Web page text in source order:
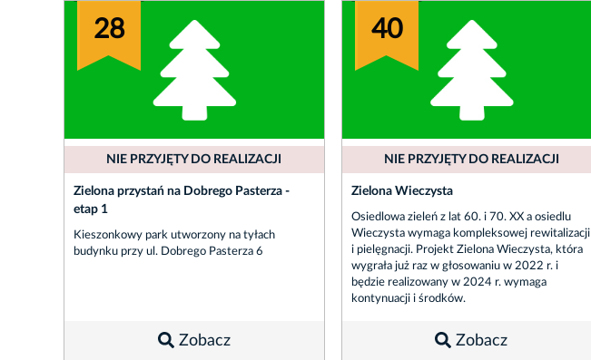
28
NIE PRZYJĘTY DO REALIZACJI
Zielona przystań na Dobrego Pasterza -
etap 1
Kieszonkowy park utworzony na tyłach
budynku przy ul. Dobrego Pasterza 6
Zobacz
40
NIE PRZYJĘTY DO REALIZACJI
Zielona Wieczysta
Osiedlowa zieleń z lat 60. i 70. XX a osiedlu
Wieczysta wymaga kompleksowej rewitalizacji
i pielęgnacji. Projekt Zielona Wieczysta, która
wygrała już raz w głosowaniu w 2022 r. i
będzie realizowany w 2024 r. wymaga
kontynuacji i środków.
Zobacz